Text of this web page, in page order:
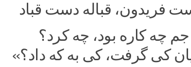
فریدون، قباله دست قباد
جم چه کاره بود، چه کرد؟
کی گرفت، کی به که داد؟»